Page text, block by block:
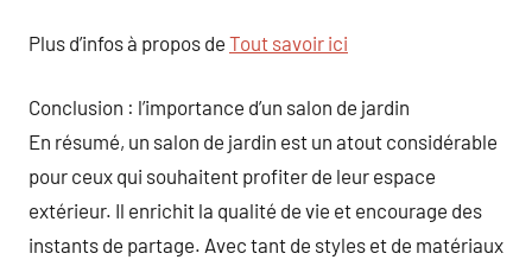
Plus d’infos à propos de Tout savoir ici
Conclusion : l’importance d’un salon de jardin
En résumé, un salon de jardin est un atout considérable
pour ceux qui souhaitent profiter de leur espace
extérieur. Il enrichit la qualité de vie et encourage des
instants de partage. Avec tant de styles et de matériaux